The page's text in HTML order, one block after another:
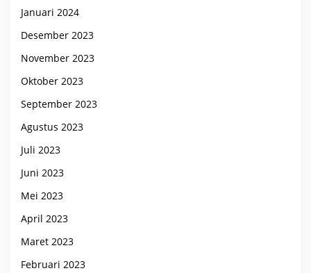
Januari 2024
Desember 2023
November 2023
Oktober 2023
September 2023
Agustus 2023
Juli 2023
Juni 2023
Mei 2023
April 2023
Maret 2023
Februari 2023